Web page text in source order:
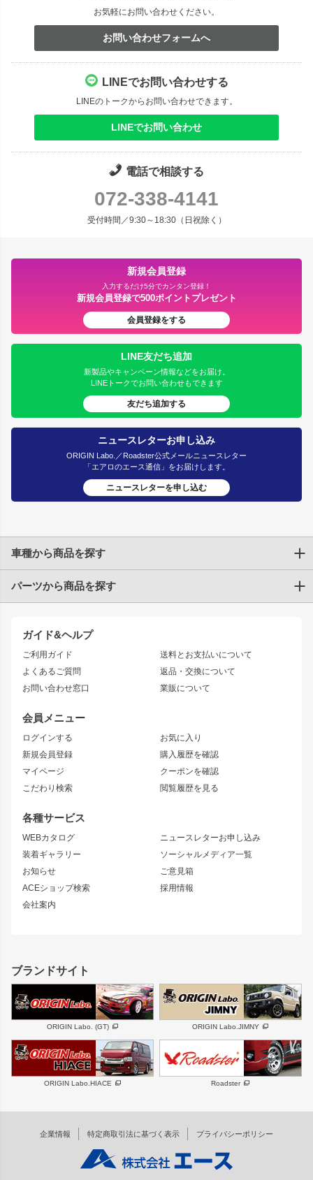
お気軽にお問い合わせください。
お問い合わせフォームへ
LINEでお問い合わせする
LINEのトークからお問い合わせできます。
LINEでお問い合わせ
電話で相談する
072-338-4141
受付時間／9:30～18:30（日祝除く）
新規会員登録
入力するだけ5分でカンタン登録！
新規会員登録で500ポイントプレゼント
会員登録をする
LINE友だち追加
新製品やキャンペーン情報などをお届け。
LINEトークでお問い合わせもできます
友だち追加する
ニュースレターお申し込み
ORIGIN Labo.／Roadster公式メールニュースレター
「エアロのエース通信」をお届けします。
ニュースレターを申し込む
ガイド&ヘルプ
ご利用ガイド
よくあるご質問
お問い合わせ窓口
送料とお支払いについて
返品・交換について
業販について
会員メニュー
ログインする
新規会員登録
マイページ
こだわり検索
お気に入り
購入履歴を確認
クーポンを確認
閲覧履歴を見る
各種サービス
WEBカタログ
装着ギャラリー
お知らせ
ACEショップ検索
会社案内
ニュースレターお申し込み
ソーシャルメディア一覧
ご意見箱
採用情報
車種から商品を探す
トヨタ
JZX90 CHASER
JZX110 MARK II
JZX100 MARK II
JZX90 MARK II
トレノ
マークX
アリスト
ソアラ
アルテッツァ
ニッサン
S15 シルビア
S14 シルビア 後期
S13 シルビア
180SX
シルエイティ
ワンビア
ローレル
セフィーロ
キャラバン
スズキ
GS350
SC
スバル
デリカ D:5
軽自動車 汎用
パーツから商品を探す
エアロシリーズ
ドリフトライン
風神
雷神
レーシングライン
アタックライン
ストリームライン
リアウイング
ジムニーパーツ
ホイール
MUD-S7
MUD-SR7
まつど家 鉄漢
ボンネット
フェンダー
サイドパーツ
リアゲート
メンテナンスパーツ
ハイエースパーツ
ホイール
DAYTONA-RS
DAYTONA-RS NEO
エアロシリーズ
RUGGER MODEL
DTM:exclusive
オーバーフェンダー
ワイパーガード
ブランドサイト
ORIGIN Labo. (GT) ORIGIN Labo.JIMNY
ORIGIN Labo.HIACE Roadster
企業情報 特定商取引法に基づく表示 プライバシーポリシー